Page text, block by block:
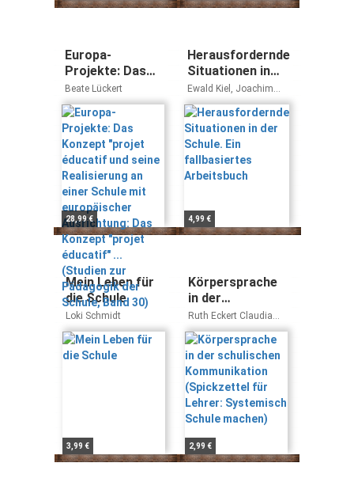
Europa-
Projekte: Das
Konzept "projet
éducatif und
seine
Realisierung an
einer Schule mit
europäischer
Ausrichtung:
Das Konzept
"projet éducatif"
... (Studien zur
Pädagogik der
Schule, Band 30)
Beate Lückert
28,99 €
Herausfordernde
Situationen in
der Schule. Ein
fallbasiertes
Arbeitsbuch
Ewald Kiel, Joachim
Kahlert, Ludwig Haag,
Thomas Eberle
4,99 €
Mein Leben für
die Schule
Loki Schmidt
3,99 €
Körpersprache
in der
schulischen
Kommunikation
(Spickzettel für
Lehrer:
Systemisch
Schule machen)
Ruth Eckert Claudia
Timpner
2,99 €